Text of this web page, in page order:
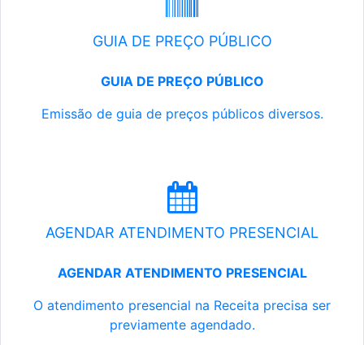
GUIA DE PREÇO PÚBLICO
GUIA DE PREÇO PÚBLICO
Emissão de guia de preços públicos diversos.
AGENDAR ATENDIMENTO PRESENCIAL
AGENDAR ATENDIMENTO PRESENCIAL
O atendimento presencial na Receita precisa ser
previamente agendado.